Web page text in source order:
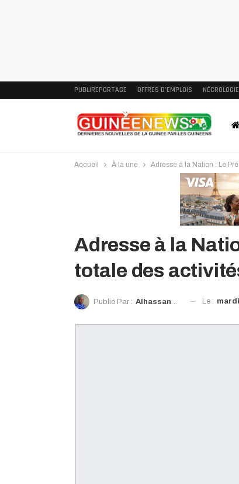
PUBLIREPORTAGE OFFRES D’EMPLOIS NÉCROLOGIE
Accueil À la une Adresse à la Nation : Le
Adresse à la
totale des
Publié Par : Alhassane Bah Le :